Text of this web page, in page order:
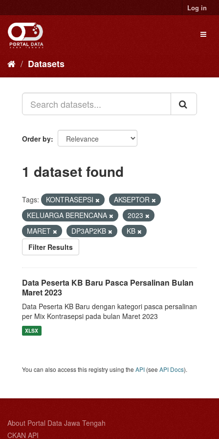
to
content
Log in
Datasets
Order by
1 dataset found
Tags: KONTRASEPSI
AKSEPTOR
KELUARGA BERENCANA
2023
MARET
DP3AP2KB
KB
Filter Results
Data Peserta KB Baru Pasca Persalinan Bulan
Maret 2023
Data Peserta KB Baru dengan kategori pasca persalinan
per Mix Kontrasepsi pada bulan Maret 2023
XLSX
You can also access this registry using the API (see API Docs).
About Portal Data Jawa Tengah
CKAN API